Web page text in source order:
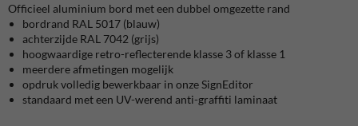
Officieel aluminium bord met een dubbel omgezette rand
bordrand RAL 5017 (blauw)
achterzijde RAL 7042 (grijs)
hoogwaardige retro-reflecterende klasse 3 of klasse 1
meerdere afmetingen mogelijk
opdruk volledig bewerkbaar in onze SignEditor
standaard met een UV-werend anti-graffiti laminaat